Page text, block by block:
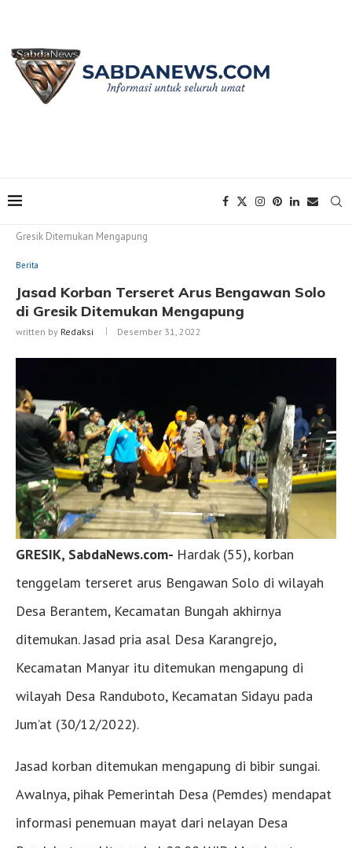
Gresik Ditemukan Mengapung
Berita
Jasad Korban Terseret Arus Bengawan Solo
di Gresik Ditemukan Mengapung
written by Redaksi Desember 31, 2022
GRESIK, SabdaNews.com- Hardak (55), korban
tenggelam terseret arus Bengawan Solo di wilayah
Desa Berantem, Kecamatan Bungah akhirnya
ditemukan. Jasad pria asal Desa Karangrejo,
Kecamatan Manyar itu ditemukan mengapung di
wilayah Desa Randuboto, Kecamatan Sidayu pada
Jum’at (30/12/2022).
Jasad korban ditemukan mengapung di bibir sungai.
Awalnya, pihak Pemerintah Desa (Pemdes) mendapat
informasi penemuan mayat dari nelayan Desa